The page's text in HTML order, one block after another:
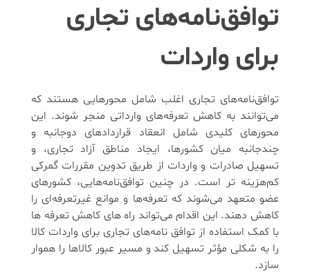
توافق‌نامه‌های تجاری
برای واردات
توافق‌نامه‌های تجاری اغلب شامل محورهایی هستند که
می‌توانند به کاهش تعرفه‌های وارداتی منجر شوند. این
محورهای کلیدی شامل انعقاد قراردادهای دو‌جانبه و
چندجانبه میان کشورها، ایجاد مناطق آزاد تجاری، و
تسهیل صادرات و واردات از طریق تدوین مقررات گمرکی
کم‌هزینه تر است. در چنین توافق‌نامه‌هایی، کشورهای
عضو متعهد می‌شوند که تعرفه‌ها و موانع غیرتعرفه‌ای را
کاهش دهند. این اقدام می‌تواند راه های کاهش تعرفه ها
با کمک استفاده از توافق‌ نامه‌های تجاری برای واردات کالا
را به شکلی مؤثر تسهیل کند و مسیر عبور کالاها را هموار
سازد.